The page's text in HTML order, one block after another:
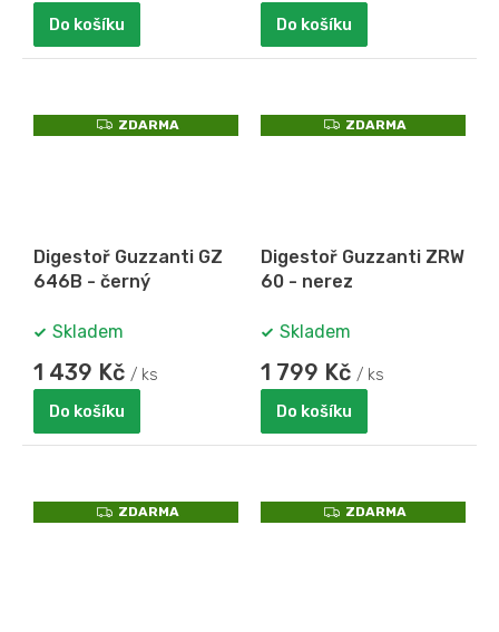
Do košíku Do košíku
Z
D
ZDARMA
Digestoř Guzzanti GZ
646B - černý
Skladem
1 439 Kč / ks
Do košíku
Z
D
ZDARMA
Digestoř Guzzanti ZRW
60 - nerez
Skladem
1 799 Kč / ks
Do košíku
Z
D
ZDARMA
Z
D
ZDARMA